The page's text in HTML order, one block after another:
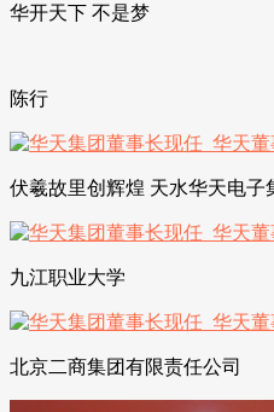
华开天下 不是梦
陈行
伏羲故里创辉煌 天水华天电子
九江职业大学
北京二商集团有限责任公司